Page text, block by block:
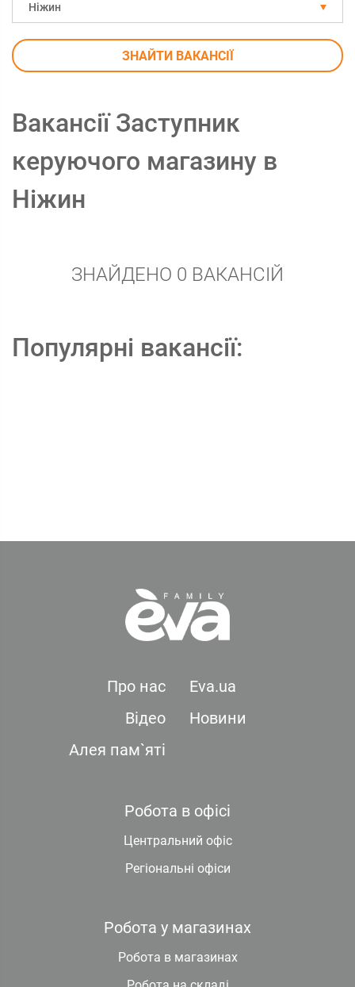
Ніжин
ЗНАЙТИ ВАКАНСІЇ
Вакансії Заступник
керуючого магазину в
Ніжин
ЗНАЙДЕНО 0 ВАКАНСІЙ
Популярні вакансії:
Про нас
Eva.ua
Відео
Новини
Алея пам`яті
Робота в офісі
Центральний офіс
Регіональні офіси
Робота у магазинах
Робота в магазинах